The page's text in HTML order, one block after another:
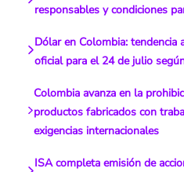
responsables y condiciones
Dólar en Colombia: tendencia
oficial para el 24 de julio
Colombia avanza en la
productos fabricados con
exigencias internacionales
ISA completa emisión de